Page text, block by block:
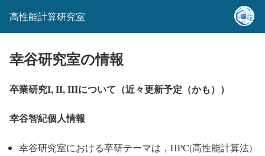
高性能計算研究室
幸谷研究室の情報
卒業研究I, II, IIIについて（近々更新予定（かも））
幸谷智紀個人情報
幸谷研究室における卒研テーマは，HPC(高性能計算法)